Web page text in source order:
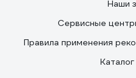
Наши
Сервисные
Правила применения